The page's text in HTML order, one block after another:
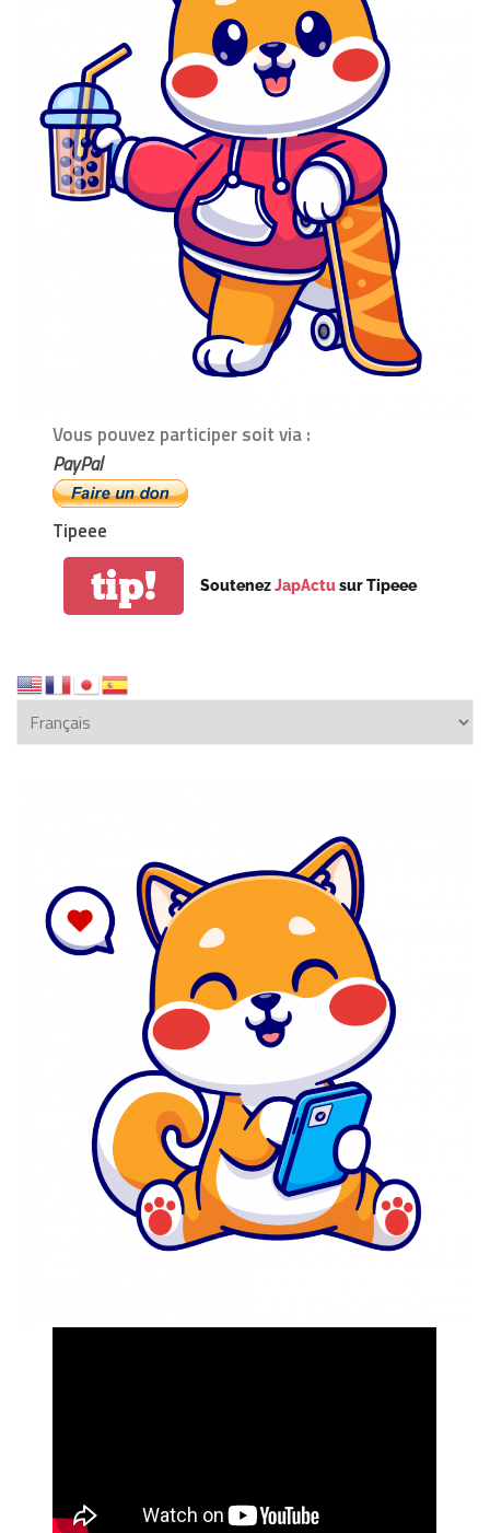
Vous pouvez participer soit via :
PayPal
Tipeee
tip! SoutenezJapActusur Tipeee